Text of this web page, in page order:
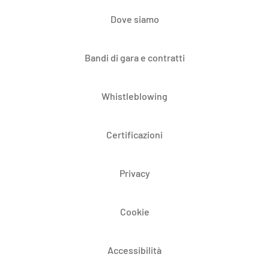
Dove siamo
Bandi di gara e contratti
Whistleblowing
Certificazioni
Privacy
Cookie
Accessibilità